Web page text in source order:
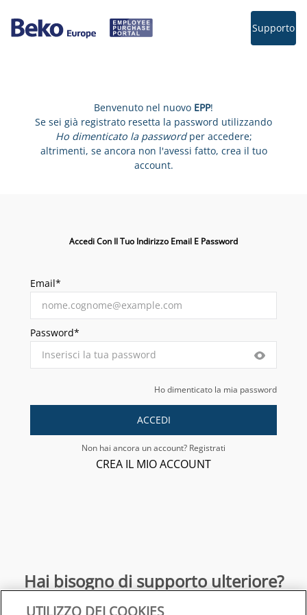
Supporto
Benvenuto nel nuovo EPP!
Se sei già registrato resetta la password utilizzando
Ho dimenticato la passwordper accedere;
altrimenti, se ancora non l'avessi fatto, crea il tuo
account.
Accedi Con Il Tuo Indirizzo Email E Password
Email*
Password*
Ho dimenticato la mia password
ACCEDI
Non hai ancora un account? Registrati
CREA IL MIO ACCOUNT
Hai bisogno di supporto ulteriore?
UTILIZZO DEI COOKIES